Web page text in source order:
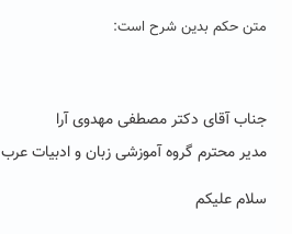
متن حکم بدین شرح است:
جناب آقای دکتر مصطفی مهدوی آرا
مدیر محترم گروه آموزشی زبان و ادبیات عرب
سلام علیکم